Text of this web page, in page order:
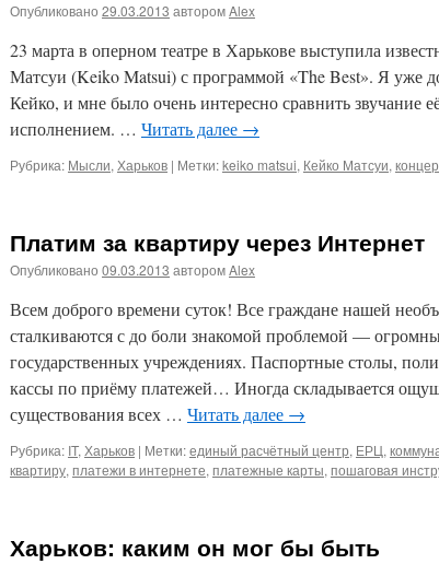
Опубликовано 29.03.2013 авторомAlex
23 марта в оперном театре в Харькове выступила
Матсуи (Keiko Matsui) с программой «The Best». Я уже
Кейко, и мне было очень интересно сравнить звучание
исполнением. … Читать далее →
Рубрика: Мысли, Харьков | Метки:keiko matsui, Кейко Матсуи,
Платим за квартиру через Интернет
Опубликовано 09.03.2013 авторомAlex
Всем доброго времени суток! Все граждане нашей
сталкиваются с до боли знакомой проблемой —
государственных учреждениях. Паспортные столы,
кассы по приёму платежей… Иногда складывается
существования всех … Читать далее →
Рубрика: IT, Харьков | Метки:единый расчётный центр, ЕРЦ,
квартиру, платежи в интернете, платежные карты, пошаговая
Харьков: каким он мог бы быть